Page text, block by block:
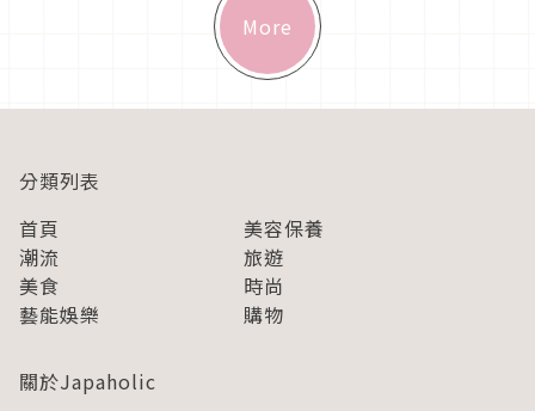
More
分類列表
首頁
美容保養
潮流
旅遊
美食
時尚
藝能娛樂
購物
關於Japaholic